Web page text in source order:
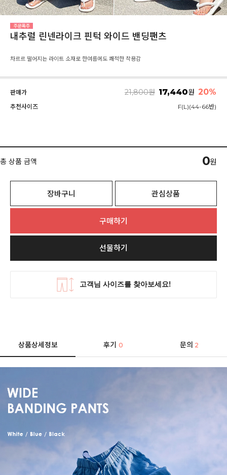
내추럴 린넨라이크 핀턱 와이드 밴딩팬츠
차르르 떨어지는 라이트 소재로 한여름에도 쾌적한 착용감
판매가 21,800원 17,440원 20%
추천사이즈 F(L)(44-66반)
총 상품 금액 0원
장바구니 관심상품
구매하기
선물하기
상품상세정보 후기0 문의 2